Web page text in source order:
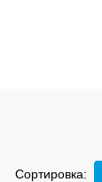
Сортировка: